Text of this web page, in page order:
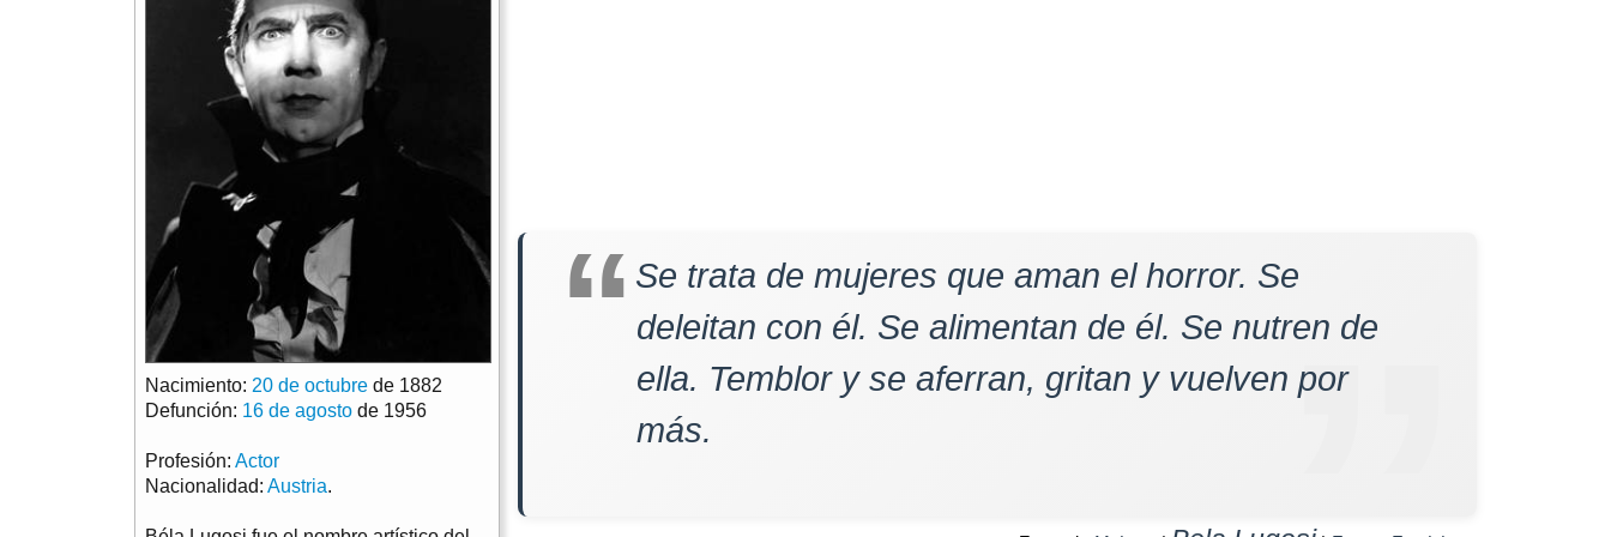
Se trata de mujeres que aman el horror. Se
deleitan con él. Se alimentan de él. Se nutren de
ella. Temblor y se aferran, gritan y vuelven por
más.
Nacimiento: 20 de octubre de 1882
Defunción: 16 de agosto de 1956
Profesión: Actor
Nacionalidad: Austria.